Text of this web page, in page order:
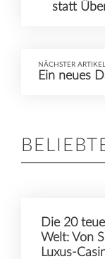
statt
NÄCHSTER ARTIKEL
Ein neues
Die 20
Welt: Von
Luxus-